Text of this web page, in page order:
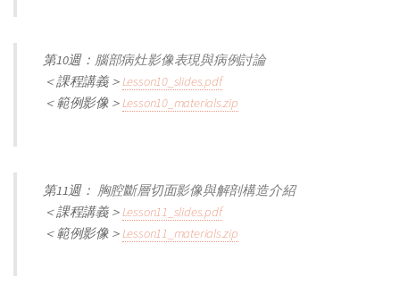
第10週： 腦部病灶影像表現與病例討論
＜課程講義＞Lesson10_slides.pdf
＜範例影像＞Lesson10_materials.zip
第11週： 胸腔斷層切面影像與解剖構造介紹
＜課程講義＞Lesson11_slides.pdf
＜範例影像＞Lesson11_materials.zip